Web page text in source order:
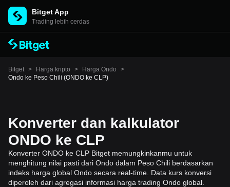
Bitget App
Trading lebih cerdas
Bitget > Harga kripto > Harga Ondo
>
Ondo ke Peso Chili (ONDO ke CLP)
Konverter dan kalkulator
ONDO ke CLP
Konverter ONDO ke CLP Bitget memungkinkanmu untuk
menghitung nilai pasti dari Ondo dalam Peso Chili berdasarkan
indeks harga global Ondo secara real-time. Data kurs konversi
diperoleh dari agregasi informasi harga trading Ondo global.